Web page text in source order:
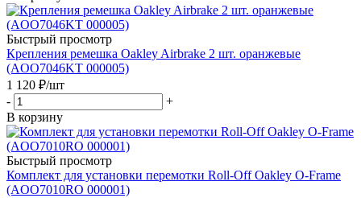
Быстрый просмотр
Крепления ремешка Oakley Airbrake 2 шт. оранжевые
(AOO7046KT 000005)
1 120 ₽/шт
-
+
В корзину
Быстрый просмотр
Комплект для установки перемотки Roll-Off Oakley O-Frame
(AOO7010RO 000001)